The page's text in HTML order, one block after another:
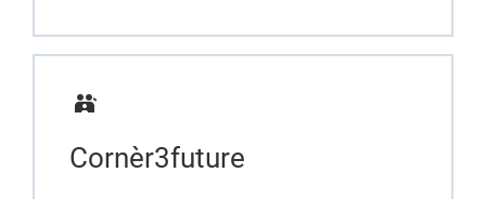
Cornèr3future